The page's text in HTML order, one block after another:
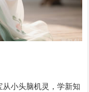
从小头脑机灵，学新知